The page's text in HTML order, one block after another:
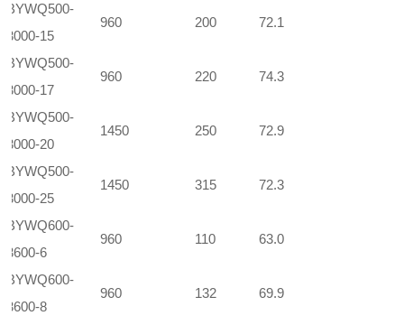
BYWQ500-
3000-15
960 200 72.1
BYWQ500-
3000-17
960 220 74.3
BYWQ500-
3000-20
1450 250 72.9
BYWQ500-
3000-25
1450 315 72.3
BYWQ600-
3600-6
960 110 63.0
BYWQ600-
3600-8
960 132 69.9